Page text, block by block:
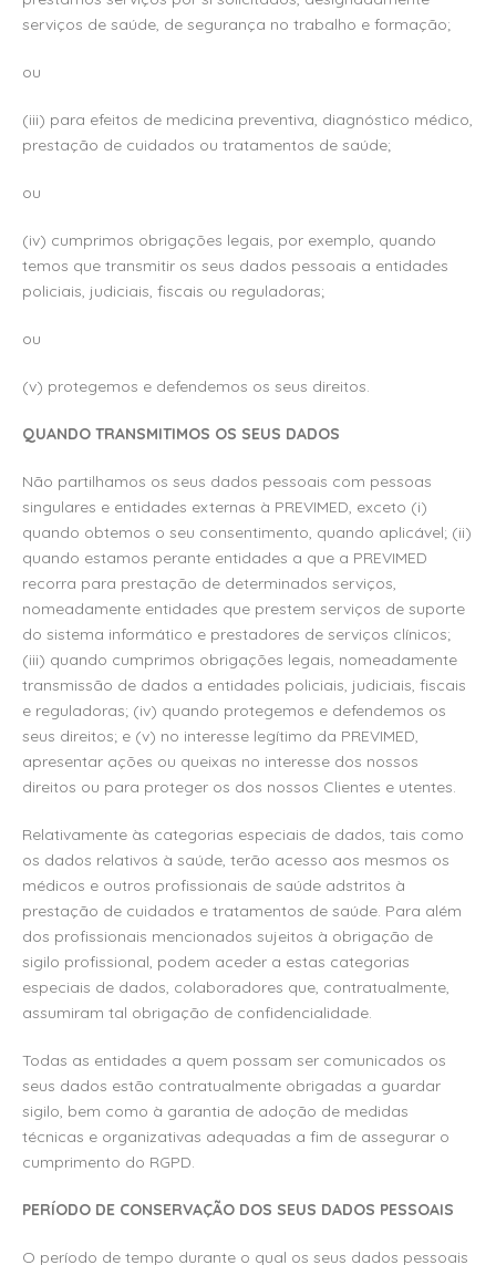
serviços de saúde, de segurança no trabalho e formação;
ou
(iii) para efeitos de medicina preventiva, diagnóstico médico,
prestação de cuidados ou tratamentos de saúde;
ou
(iv) cumprimos obrigações legais, por exemplo, quando
temos que transmitir os seus dados pessoais a entidades
policiais, judiciais, fiscais ou reguladoras;
ou
(v) protegemos e defendemos os seus direitos.
QUANDO TRANSMITIMOS OS SEUS DADOS
Não partilhamos os seus dados pessoais com pessoas
singulares e entidades externas à PREVIMED, exceto (i)
quando obtemos o seu consentimento, quando aplicável; (ii)
quando estamos perante entidades a que a PREVIMED
recorra para prestação de determinados serviços,
nomeadamente entidades que prestem serviços de suporte
do sistema informático e prestadores de serviços clínicos;
(iii) quando cumprimos obrigações legais, nomeadamente
transmissão de dados a entidades policiais, judiciais, fiscais
e reguladoras; (iv) quando protegemos e defendemos os
seus direitos; e (v) no interesse legítimo da PREVIMED,
apresentar ações ou queixas no interesse dos nossos
direitos ou para proteger os dos nossos Clientes e utentes.
Relativamente às categorias especiais de dados, tais como
os dados relativos à saúde, terão acesso aos mesmos os
médicos e outros profissionais de saúde adstritos à
prestação de cuidados e tratamentos de saúde. Para além
dos profissionais mencionados sujeitos à obrigação de
sigilo profissional, podem aceder a estas categorias
especiais de dados, colaboradores que, contratualmente,
assumiram tal obrigação de confidencialidade.
Todas as entidades a quem possam ser comunicados os
seus dados estão contratualmente obrigadas a guardar
sigilo, bem como à garantia de adoção de medidas
técnicas e organizativas adequadas a fim de assegurar o
cumprimento do RGPD.
PERÍODO DE CONSERVAÇÃO DOS SEUS DADOS PESSOAIS
O período de tempo durante o qual os seus dados pessoais